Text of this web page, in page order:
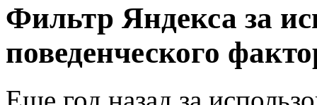
Фильтр Яндекса за
поведенческого